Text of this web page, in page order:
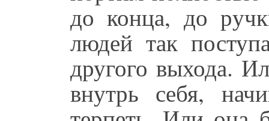
до конца, до
людей так
другого выхода.
внутрь себя,